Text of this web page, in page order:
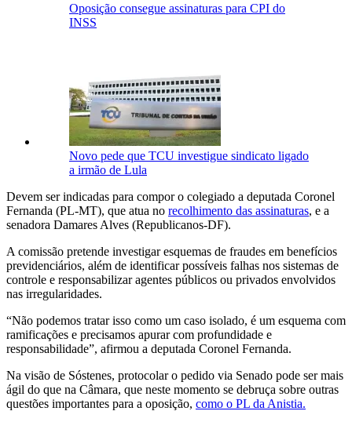
Oposição consegue assinaturas para CPI do
INSS
Novo pede que TCU investigue sindicato ligado
a irmão de Lula
Devem ser indicadas para compor o colegiado a deputada Coronel
Fernanda (PL-MT), que atua no recolhimento das assinaturas, e a
senadora Damares Alves (Republicanos-DF).
A comissão pretende investigar esquemas de fraudes em benefícios
previdenciários, além de identificar possíveis falhas nos sistemas de
controle e responsabilizar agentes públicos ou privados envolvidos
nas irregularidades.
“Não podemos tratar isso como um caso isolado, é um esquema com
ramificações e precisamos apurar com profundidade e
responsabilidade”, afirmou a deputada Coronel Fernanda.
Na visão de Sóstenes, protocolar o pedido via Senado pode ser mais
ágil do que na Câmara, que neste momento se debruça sobre outras
questões importantes para a oposição, como o PL da Anistia.